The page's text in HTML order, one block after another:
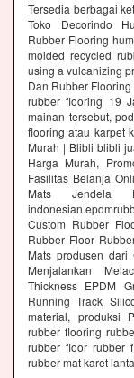
Tersedia berbagai
Toko Decorindo
Rubber Flooring
molded recycled
using a vulcanizing
Dan Rubber
rubber flooring 19
mainan tersebut,
flooring atau karpet
Murah | Blibli blibli
Harga Murah,
Fasilitas Belanja
Mats
Custom Rubber
Rubber Floor
Mats produsen dari
Menjalankan
Thickness EPDM
Running Track
material, produksi
rubber flooring
rubber floor rubber
rubber mat karet